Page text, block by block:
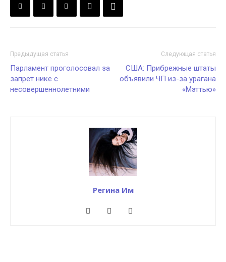
Предыдущая статья
Парламент проголосовал за
запрет нике с
несовершеннолетними
Следующая статья
США: Прибрежные штаты
объявили ЧП из-за урагана
«Мэттью»
Регина Им